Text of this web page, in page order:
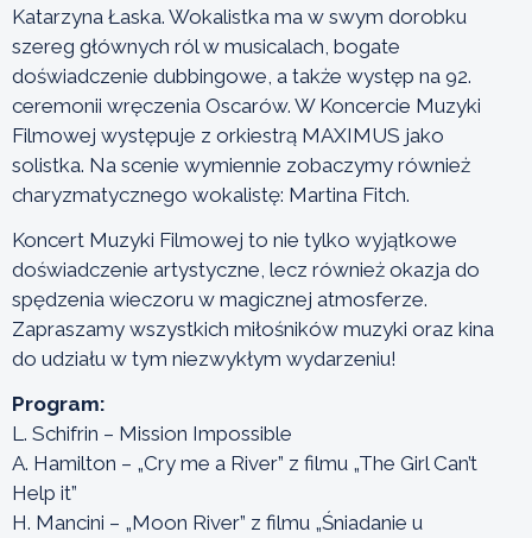
Katarzyna Łaska. Wokalistka ma w swym dorobku
szereg głównych ról w musicalach, bogate
doświadczenie dubbingowe, a także występ na 92.
ceremonii wręczenia Oscarów. W Koncercie Muzyki
Filmowej występuje z orkiestrą MAXIMUS jako
solistka. Na scenie wymiennie zobaczymy również
charyzmatycznego wokalistę: Martina Fitch.
Koncert Muzyki Filmowej to nie tylko wyjątkowe
doświadczenie artystyczne, lecz również okazja do
spędzenia wieczoru w magicznej atmosferze.
Zapraszamy wszystkich miłośników muzyki oraz kina
do udziału w tym niezwykłym wydarzeniu!
Program:
L. Schifrin – Mission Impossible
A. Hamilton – „Cry me a River” z filmu „The Girl Can’t
Help it”
H. Mancini – „Moon River” z filmu „Śniadanie u